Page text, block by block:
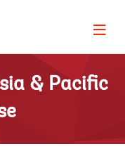
Page
& Pacific